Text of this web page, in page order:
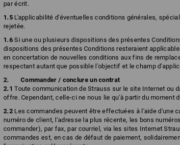
par écrit.
1.5L'applicabilité d'éventuelles conditions générales,
rejetée.
1.6Si une ou plusieurs dispositions des présentes
dispositions des présentes Conditions resteraient
en concertation de nouvelles conditions aux fins de
respectant autant que possible l'objectif et le champ
Commander / conclure un contrat
2.1 Toute communication de Strauss sur le site Internet ou
offre. Cependant, celle-ci ne nous lie qu'à partir du moment
2.2Les commandes peuvent être effectuées à l'aide d'une
numéro de client, l'adresse la plus récente, les bons
commander), par fax, par courriel, via les sites Internet
commandes est, en cas de défaut de paiement,